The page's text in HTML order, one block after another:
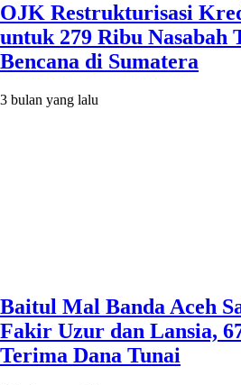
OJK Restrukturisasi
untuk 279 Ribu Nasabah
Bencana di Sumatera
3 bulan yang lalu
Baitul Mal Banda Aceh
Fakir Uzur dan Lansia,
Terima Dana Tunai